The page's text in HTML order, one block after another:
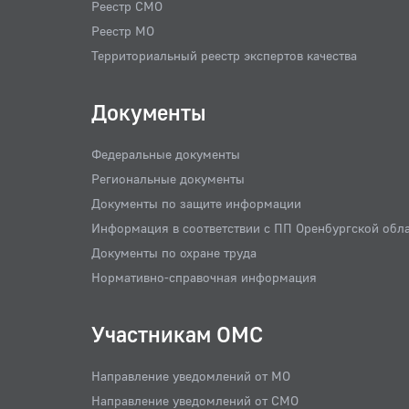
Реестр СМО
Реестр МО
Территориальный реестр экспертов качества
Документы
Федеральные документы
Региональные документы
Документы по защите информации
Информация в соответствии с ПП Оренбургской
Документы по охране труда
Нормативно-справочная информация
Участникам ОМС
Направление уведомлений от МО
Направление уведомлений от СМО